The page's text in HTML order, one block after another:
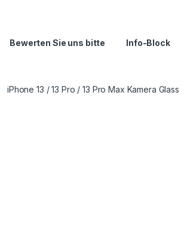
Bewerten Sie uns bitte Info-Block
iPhone 13 / 13 Pro / 13 Pro Max Kamera